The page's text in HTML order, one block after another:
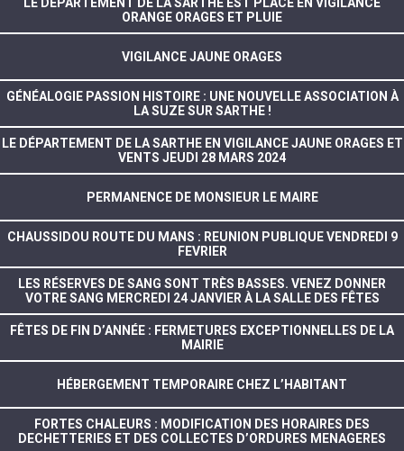
ORANGE ORAGES ET PLUIE
VIGILANCE JAUNE ORAGES
GÉNÉALOGIE PASSION HISTOIRE : UNE NOUVELLE ASSOCIATION À
LA SUZE SUR SARTHE !
LE DÉPARTEMENT DE LA SARTHE EN VIGILANCE JAUNE ORAGES ET
VENTS JEUDI 28 MARS 2024
PERMANENCE DE MONSIEUR LE MAIRE
CHAUSSIDOU ROUTE DU MANS : REUNION PUBLIQUE VENDREDI 9
FEVRIER
LES RÉSERVES DE SANG SONT TRÈS BASSES. VENEZ DONNER
VOTRE SANG MERCREDI 24 JANVIER À LA SALLE DES FÊTES
FÊTES DE FIN D’ANNÉE : FERMETURES EXCEPTIONNELLES DE LA
MAIRIE
HÉBERGEMENT TEMPORAIRE CHEZ L’HABITANT
FORTES CHALEURS : MODIFICATION DES HORAIRES DES
DECHETTERIES ET DES COLLECTES D’ORDURES MENAGERES